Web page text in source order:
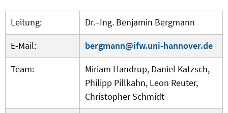
Leitung:
Dr.–Ing. Benjamin Bergmann
E-Mail:
bergmann@ifw.uni-hannover.de
Team:
Miriam Handrup, Daniel Katzsch,
Philipp Pillkahn, Leon Reuter,
Christopher Schmidt